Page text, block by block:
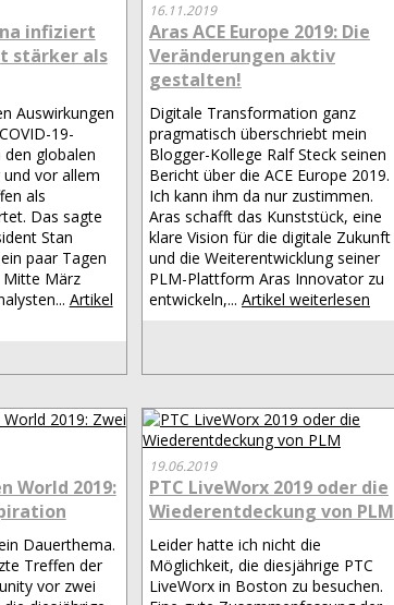
infiziert
stärker als
Auswirkungen
19-
globalen
vor allem
als
Das sagte
Stan
paar Tagen
Mitte März
Artikel
16.11.2019
Aras ACE Europe 2019: Die
Veränderungen aktiv
gestalten!
Digitale Transformation ganz
pragmatisch überschriebt mein
Blogger-Kollege Ralf Steck seinen
Bericht über die ACE Europe 2019.
Ich kann ihm da nur zustimmen.
Aras schafft das Kunststück, eine
klare Vision für die digitale Zukunft
und die Weiterentwicklung seiner
PLM-Plattform Aras Innovator zu
entwickeln,... Artikel weiterlesen
World 2019:
Dauerthema.
Treffen der
vor zwei
19.06.2019
PTC LiveWorx 2019 oder die
Wiederentdeckung von PLM
Leider hatte ich nicht die
Möglichkeit, die diesjährige PTC
LiveWorx in Boston zu besuchen.